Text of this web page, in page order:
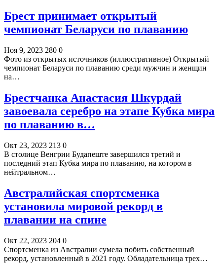
Брест принимает открытый
чемпионат Беларуси по плаванию
Ноя 9, 2023 280 0
Фото из открытых источников (иллюстративное) Открытый
чемпионат Беларуси по плаванию среди мужчин и женщин
на…
Брестчанка Анастасия Шкурдай
завоевала серебро на этапе Кубка мира
по плаванию в…
Окт 23, 2023 213 0
В столице Венгрии Будапеште завершился третий и
последний этап Кубка мира по плаванию, на котором в
нейтральном…
Австралийская спортсменка
установила мировой рекорд в
плавании на спине
Окт 22, 2023 204 0
Спортсменка из Австралии сумела побить собственный
рекорд, установленный в 2021 году. Обладательница трех…